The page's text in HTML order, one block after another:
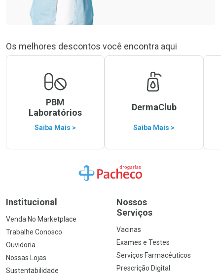
Os melhores descontos você encontra aqui
PBM
Laboratórios
Saiba Mais >
DermaClub
Saiba Mais >
Ir para a Home
Institucional
Venda No Marketplace
Trabalhe Conosco
Ouvidoria
Nossas Lojas
Sustentabilidade
Nossos
Serviços
Vacinas
Exames e Testes
Serviços Farmacêuticos
Prescrição Digital